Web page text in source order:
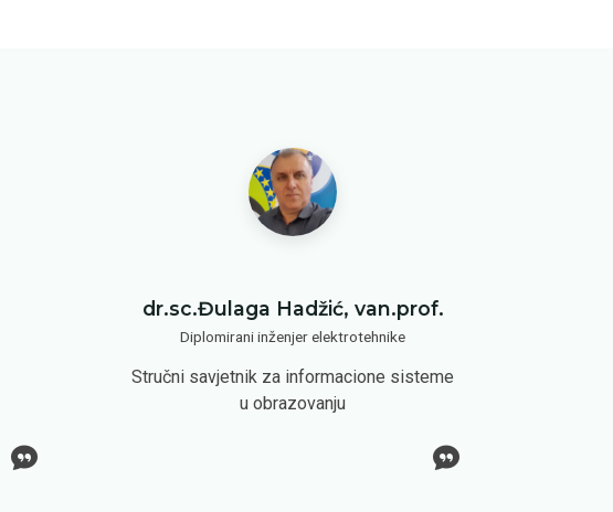
dr.sc.Đulaga Hadžić, van.prof.
Diplomirani inženjer elektrotehnike
Stručni savjetnik za informacione sisteme
u obrazovanju